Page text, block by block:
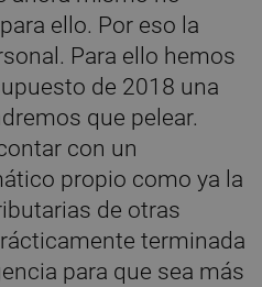
ello. Por eso la
Para ello hemos
de 2018 una
que pelear.
con un
propio como ya la
de otras
terminada
para que sea más